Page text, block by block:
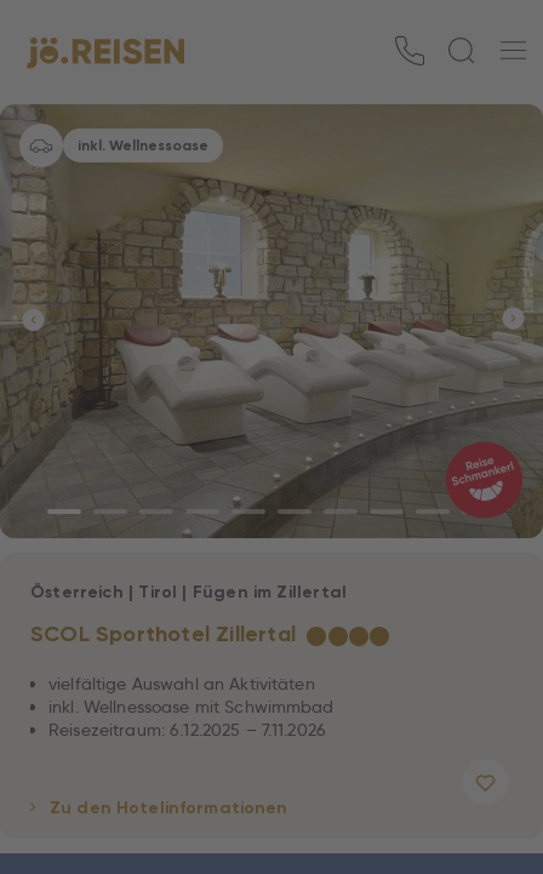
inkl. Wellnessoase
SCOL Sporthotel Zillertal ★★★★
Österreich | Tirol | Fügen im Zillertal
vielfältige Auswahl an Aktivitäten
inkl. Wellnessoase mit Schwimmbad
Reisezeitraum: 6.12.2025 – 7.11.2026
Zu den Hotelinformationen